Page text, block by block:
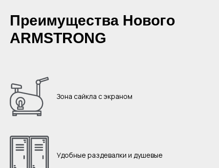
Преимущества Нового
ARMSTRONG
Зона сайкла с экраном
Удобные раздевалки и душевые